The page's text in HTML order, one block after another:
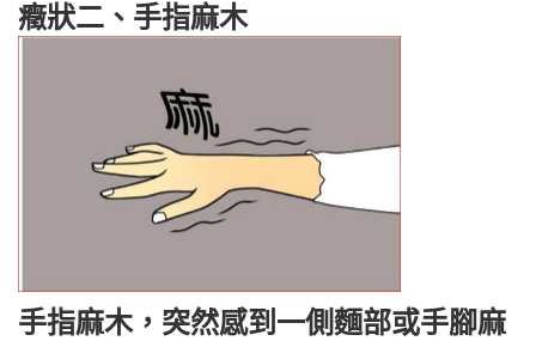
癥狀二、手指麻木
手指麻木，突然感到一側麵部或手腳麻